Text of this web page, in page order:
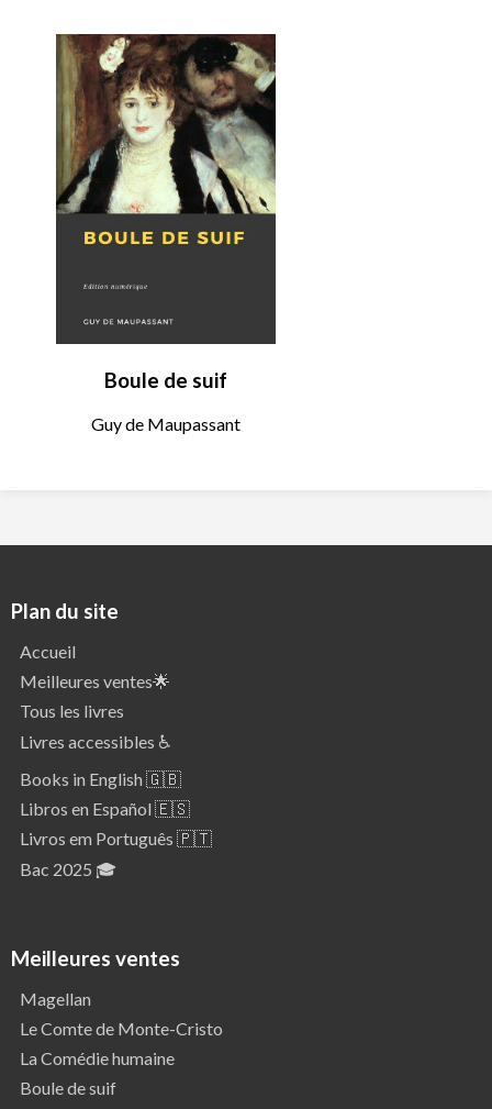
Boule de suif
Guy de Maupassant
Plan du site
Accueil
Meilleures ventes🌟
Tous les livres
Livres accessibles ♿
Books in English 🇬🇧
Libros en Español 🇪🇸
Livros em Português 🇵🇹
Bac 2025 🎓
Meilleures ventes
Magellan
Le Comte de Monte-Cristo
La Comédie humaine
Boule de suif